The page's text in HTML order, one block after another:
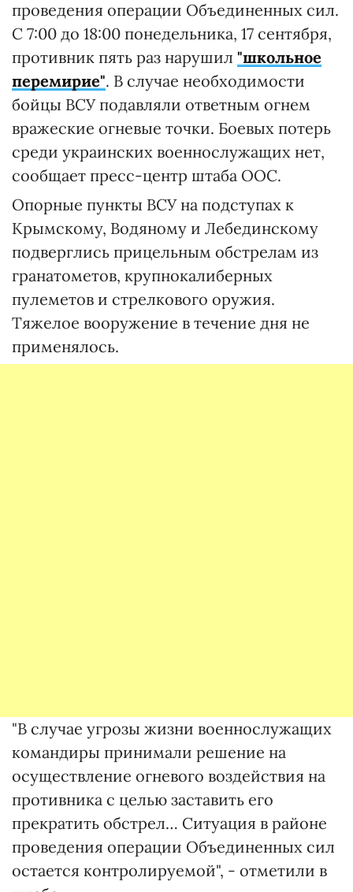
проведения операции Объединенных сил.
С 7:00 до 18:00 понедельника, 17 сентября,
противник пять раз нарушил "школьное
перемирие". В случае необходимости
бойцы ВСУ подавляли ответным огнем
вражеские огневые точки. Боевых потерь
среди украинских военнослужащих нет,
сообщает пресс-центр штаба ООС.
Опорные пункты ВСУ на подступах к
Крымскому, Водяному и Лебединскому
подверглись прицельным обстрелам из
гранатометов, крупнокалиберных
пулеметов и стрелкового оружия.
Тяжелое вооружение в течение дня не
применялось.
"В случае угрозы жизни военнослужащих
командиры принимали решение на
осуществление огневого воздействия на
противника с целью заставить его
прекратить обстрел… Ситуация в районе
проведения операции Объединенных сил
остается контролируемой", - отметили в